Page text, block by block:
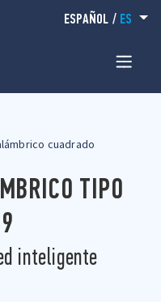
ESPAÑOL / ES
cuadrado
TIPO
inteligente